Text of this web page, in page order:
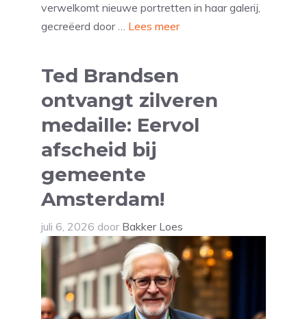
verwelkomt nieuwe portretten in haar galerij,
gecreëerd door … Lees meer
Ted Brandsen
ontvangt zilveren
medaille: Eervol
afscheid bij
gemeente
Amsterdam!
juli 6, 2026 door Bakker Loes